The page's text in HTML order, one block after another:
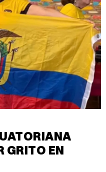
GRITO EN